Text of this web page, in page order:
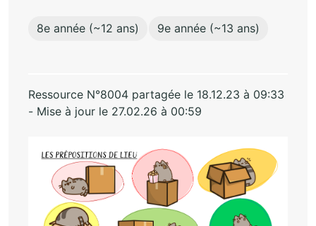
8e année (~12 ans) 9e année (~13 ans)
Ressource N°8004 partagée le 18.12.23 à 09:33
- Mise à jour le 27.02.26 à 00:59